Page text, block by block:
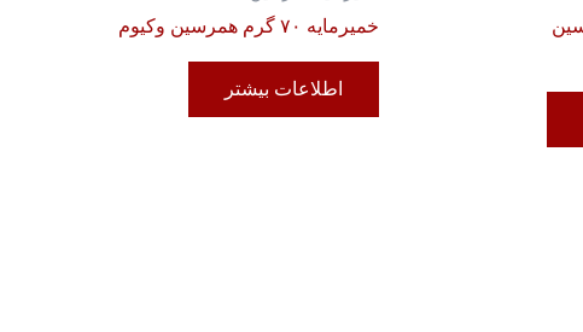
خمیرمایه ۷۰ گرم همرسین وکیوم
اطلاعات بیشتر